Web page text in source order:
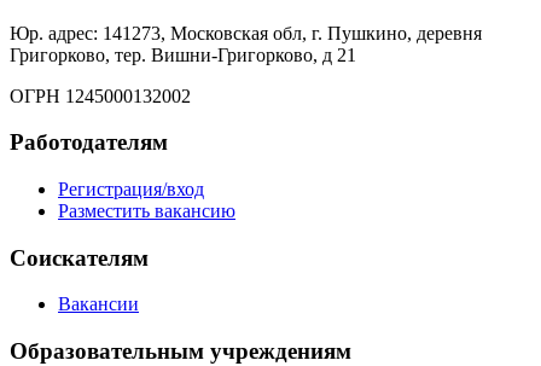
Юр. адрес: 141273, Московская обл, г. Пушкино, деревня
Григорково, тер. Вишни-Григорково, д 21
ОГРН 1245000132002
Работодателям
Регистрация/вход
Разместить вакансию
Соискателям
Вакансии
Образовательным учреждениям